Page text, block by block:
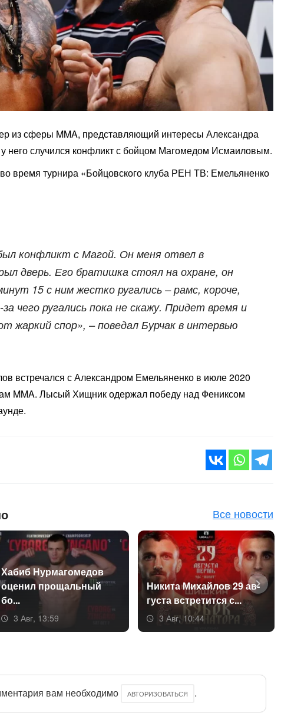
из сферы MMA, представляющий интересы Александра
у него случился конфликт с бойцом Магомедом Исмаиловым.
время турнира «Бойцовского клуба РЕН ТВ: Емельяненко
конфликт с Магой. Он меня отвел в
дверь. Его братишка стоял на охране, он
15 с ним жестко ругались – рамс, короче,
чего ругались пока не скажу. Придет время и
жаркий спор», – поведал Бурчак в интервью
встречался с Александром Емельяненко в июле 2020
MMA. Лысый Хищник одержал победу над Фениксом
Все новости
Ха­биб Нур­ма­гоме­дов
оце­нил про­щаль­ный
бо...
3 Авг, 13:59
Ни­кита Ми­хай­лов 29 ав­
густа встре­тит­ся с...
3 Авг, 10:44
вам необходимо АВТОРИЗОВАТЬСЯ .